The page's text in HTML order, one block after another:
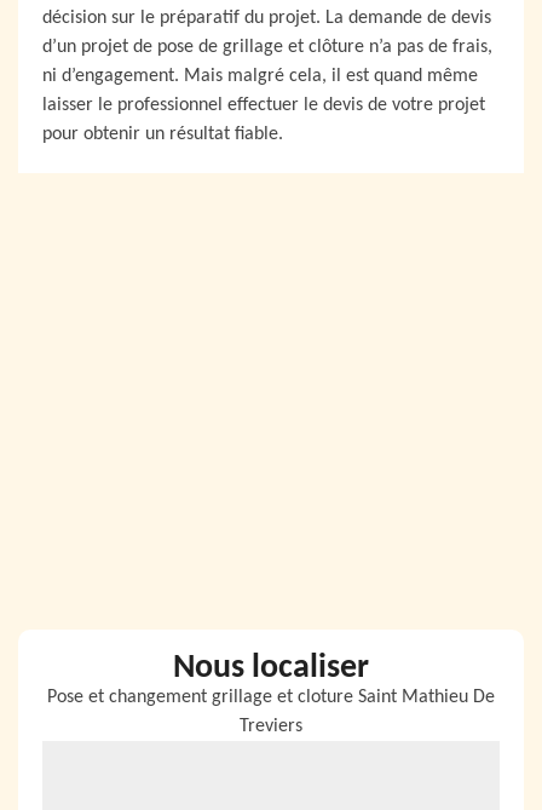
décision sur le préparatif du projet. La demande de devis
d’un projet de pose de grillage et clôture n’a pas de frais,
ni d’engagement. Mais malgré cela, il est quand même
laisser le professionnel effectuer le devis de votre projet
pour obtenir un résultat fiable.
Nous localiser
Pose et changement grillage et cloture Saint Mathieu De
Treviers